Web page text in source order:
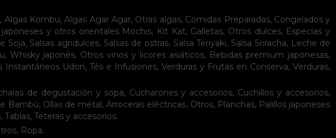
, Algas Kombu,Algas Agar Agar, Otras algas, Comidas Preparadas, Congelados y
japoneses y otros orientales Mochis, Kit Kat, Galletas, Otros dulces, Especias y
Soja, Salsas agridulces, Salsas de ostras, Salsa Teriyaki, Salsa Sriracha, Leche de
, Whisky japonés, Otros vinos y licores asiáticos, Bebidas premium japonesas,
Instantáneos Udon, Tés e Infusiones, Verduras y Frutas en Conserva,Verduras,
de degustación y sopa, Cucharones y accesorios, Cuchillos y accesorios,
Bambú, Ollas de metal,Arroceras eléctricas, Otros, Planchas, Palillos japoneses
, Tablas, Teteras y accesorios.
, Ropa.